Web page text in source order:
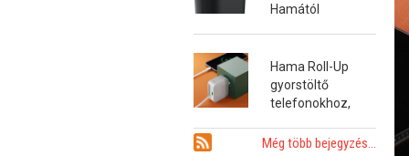
Hamától
Hama Roll-Up
gyorstöltő
telefonokhoz,
notebookokhoz
Még több bejegyzés...